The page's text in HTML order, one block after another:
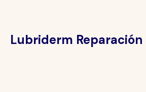
Lubriderm Reparación